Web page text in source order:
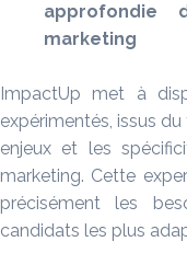
approfondie
marketing
ImpactUp met à
expérimentés, issus
enjeux et les
marketing. Cette
précisément les
candidats les plus